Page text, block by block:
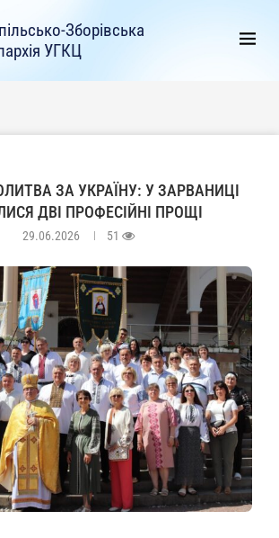
Зборівська
УГКЦ
ЗА УКРАЇНУ: У ЗАРВАНИЦІ
ДВІ ПРОФЕСІЙНІ ПРОЩІ
29.06.2026 51